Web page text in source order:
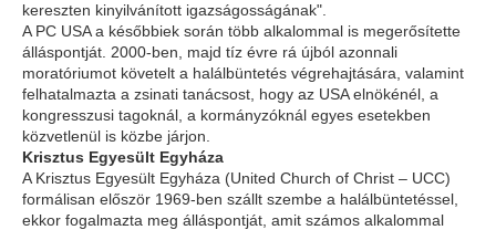
kereszten kinyilvánított igazságosságának".
A PC USA a későbbiek során több alkalommal is megerősítette
álláspontját. 2000-ben, majd tíz évre rá újból azonnali
moratóriumot követelt a halálbüntetés végrehajtására, valamint
felhatalmazta a zsinati tanácsost, hogy az USA elnökénél, a
kongresszusi tagoknál, a kormányzóknál egyes esetekben
közvetlenül is közbe járjon.
Krisztus Egyesült Egyháza
A Krisztus Egyesült Egyháza (United Church of Christ – UCC)
formálisan először 1969-ben szállt szembe a halálbüntetéssel,
ekkor fogalmazta meg álláspontját, amit számos alkalommal